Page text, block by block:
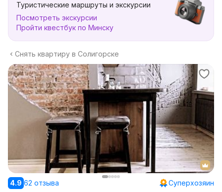
Туристические маршруты и экскурсии
Посмотреть экскурсии
Пройти квестбук по Минску
Снять квартиру в Солигорске
4.9 62 отзыва
Суперхозяин